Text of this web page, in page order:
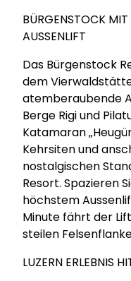
BÜRGENSTOCK
AUSSENLIFT
Das Bürgenstock
dem
atemberaubende
Berge Rigi und
Katamaran
Kehrsiten und
nostalgischen
Resort. Spazieren
höchstem
Minute fährt der
steilen
LUZERN ERLEBNIS